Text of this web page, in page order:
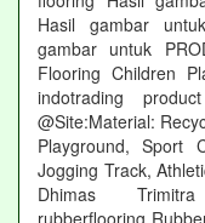
Hasil gambar
gambar untuk
Flooring Children
indotrading
@Site:Material:
Playground, Sport
Jogging Track,
Dhimas Trimitra